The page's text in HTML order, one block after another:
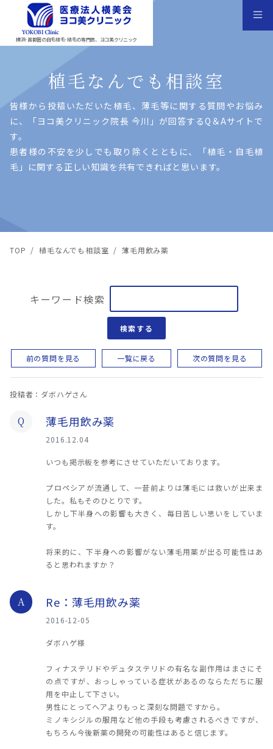
横浜･首都圏の自毛植毛･植毛の専門医、ヨコ美クリニック
植毛なんでも相談室
皆様から投稿いただいた植⽑、薄⽑等に関する質問やお悩み
に、「ヨコ美クリニック院⻑ 今川」が回答するQ＆Aサイトで
す。
患者様の不安を少しでも取り除くとともに、「植⽑・⾃⽑植
⽑」に関する正しい知識を共有できればと思います。
TOP / 植毛なんでも相談室 / 薄毛用飲み薬
キーワード検索
検索する
前の質問を見る 一覧に戻る 次の質問を見る
投稿者：ダボハゲさん
Q 薄毛用飲み薬
2016.12.04
いつも掲示板を参考にさせていただいております。
プロペシアが流通して、一昔前よりは薄毛には救いが出来ま
した。私もそのひとりです。
しかし下半身への影響も大きく、毎日苦しい思いをしていま
す。
将来的に、下半身への影響がない薄毛用薬が出る可能性はあ
ると思われますか？
A Re：薄毛用飲み薬
2016-12-05
ダボハゲ様
フィナステリドやデュタステリドの有名な副作用はまさにそ
の点ですが、おっしゃっている症状があるのならただちに服
用を中止して下さい。
男性にとってヘアよりもっと深刻な問題ですから。
ミノキシジルの服用など他の手段も考慮されるべきですが、
もちろん今後新薬の開発の可能性はあると信じます。